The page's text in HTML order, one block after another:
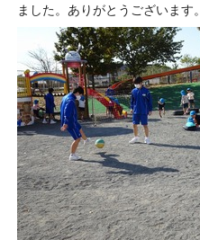
ました。ありがとうございます。